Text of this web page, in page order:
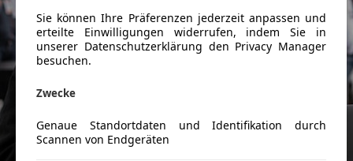
Sie können Ihre Präferenzen jederzeit anpassen und
erteilte Einwilligungen widerrufen, indem Sie in
unserer Datenschutzerklärung den Privacy Manager
besuchen.
Zwecke
Genaue Standortdaten und Identifikation durch
Scannen von Endgeräten